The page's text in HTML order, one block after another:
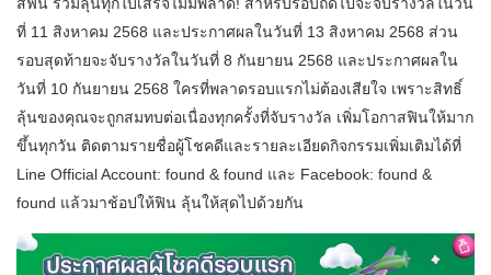
ที่ 11 สิงหาคม 2568 และประกาศผลในวันที่ 13 สิงหาคม 2568 ส่วน
รอบสุดท้ายจะจับรางวัลในวันที่ 8 กันยายน 2568 และประกาศผลใน
วันที่ 10 กันยายน 2568 ใครที่พลาดรอบแรกไม่ต้องเสียใจ เพราะสิทธิ์
ลุ้นของคุณจะถูกสมทบต่อเนื่องทุกครั้งที่จับรางวัล เพิ่มโอกาสฟินให้มาก
ขึ้นทุกวัน ติดตามรายชื่อผู้โชคดีและรายละเอียดกิจกรรมเพิ่มเติมได้ที่
Line Official Account: found & found และ Facebook: found &
found แล้วมาช้อปให้ฟิน ลุ้นให้สุดไปด้วยกัน